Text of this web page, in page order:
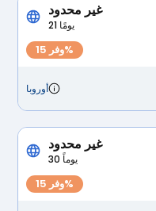
غير محدود
21 يومًا
وفر 15%
أوروبا
غير محدود
30 يوماً
وفر 15%